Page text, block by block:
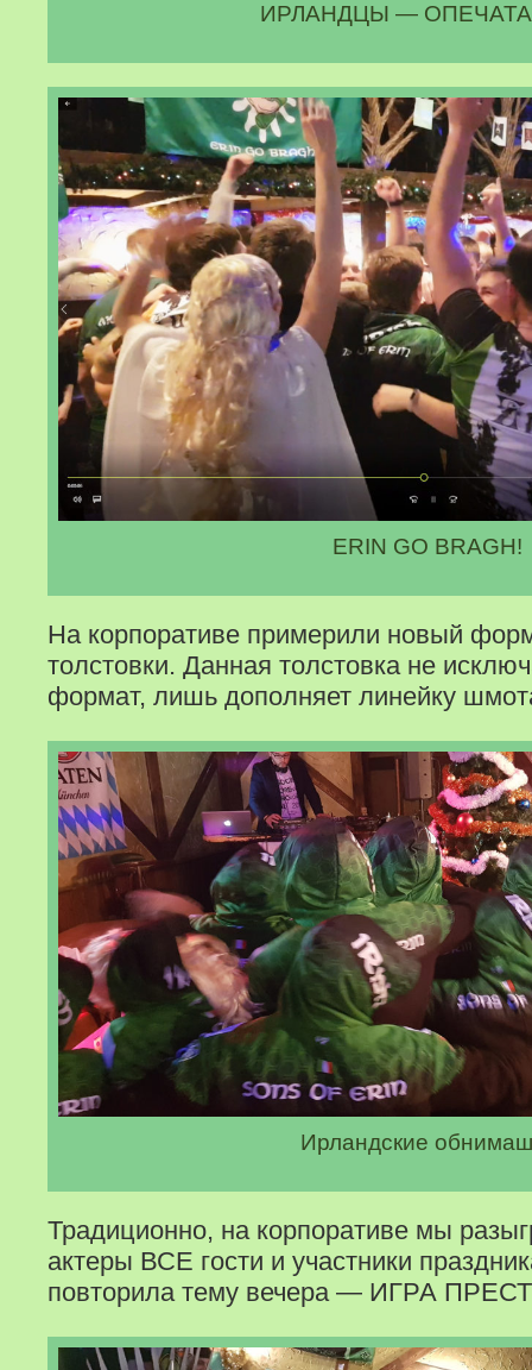
ИРЛАНДЦЫ —
ERIN GO BRAGH!
На корпоративе примерили новый
толстовки. Данная толстовка не
формат, лишь дополняет линейку
Ирландские
Традиционно, на корпоративе мы
актеры ВСЕ гости и участники
повторила тему вечера — ИГРА